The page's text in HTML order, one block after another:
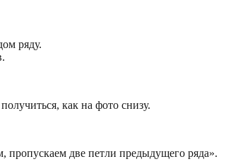
ряду.
как на фото снизу.
две петли предыдущего ряда».